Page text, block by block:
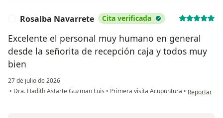
Rosalba Navarrete Cita verificada
Excelente el personal muy humano en general
desde la señorita de recepción caja y todos muy
bien
27 de julio de 2026
• Dra. Hadith Astarte Guzman Luis • Primera visita Acupuntura • en opinión
Reportar